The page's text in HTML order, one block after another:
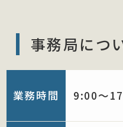
事務局につ
業務時間 9:00〜